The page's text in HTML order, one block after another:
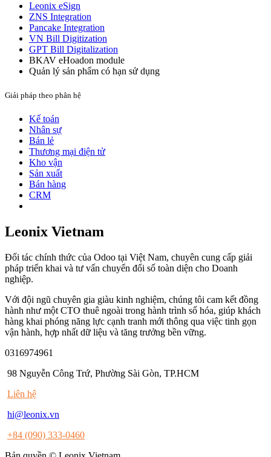
Leonix eSign
ZNS Integration
Pancake Integration
VN Bill Digitization
GPT Bill Digitalization
BKAV eHoadon module
Quản lý sản phẩm có hạn sử dụng
Giải pháp theo phân hệ
Kế toán
Nhân sự
Bán lẻ
Thương mại điện tử
Kho vận
Sản xuất
Bán hàng
CRM
Leonix Vietnam
Đối tác chính thức của Odoo tại Việt Nam, chuyên cung cấp giải
pháp triển khai và tư vấn chuyển đổi số toàn diện cho Doanh
nghiệp.
Với đội ngũ chuyên gia giàu kinh nghiệm, chúng tôi cam kết đồng
hành như một CTO thuê ngoài trong hành trình số hóa, giúp khách
hàng khai phóng năng lực cạnh tranh mới thông qua việc tinh gọn
vận hành, hợp nhất dữ liệu và tăng trưởng bền vững.
0316974961
98 Nguyễn Công Trứ, Phường Sài Gòn, TP.HCM
Liên hệ
hi@leonix.vn
+84 (090) 333-0460